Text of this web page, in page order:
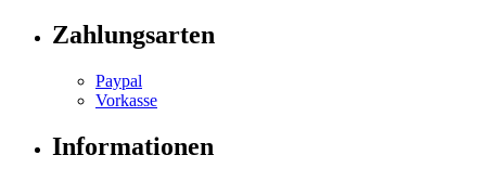
Zahlungsarten
Paypal
Vorkasse
Informationen